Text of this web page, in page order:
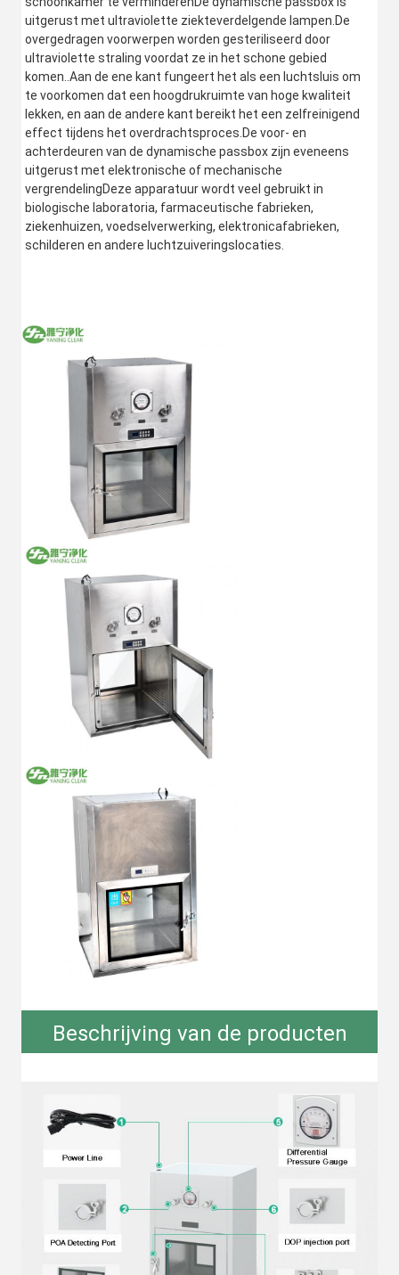
uitgerust met ultraviolette ziekteverdelgende lampen.De
overgedragen voorwerpen worden gesteriliseerd door
ultraviolette straling voordat ze in het schone gebied
komen..Aan de ene kant fungeert het als een luchtsluis om
te voorkomen dat een hoogdrukruimte van hoge kwaliteit
lekken, en aan de andere kant bereikt het een zelfreinigend
effect tijdens het overdrachtsproces.De voor- en
achterdeuren van de dynamische passbox zijn eveneens
uitgerust met elektronische of mechanische
vergrendelingDeze apparatuur wordt veel gebruikt in
biologische laboratoria, farmaceutische fabrieken,
ziekenhuizen, voedselverwerking, elektronicafabrieken,
schilderen en andere luchtzuiveringslocaties.
Beschrijving van de producten